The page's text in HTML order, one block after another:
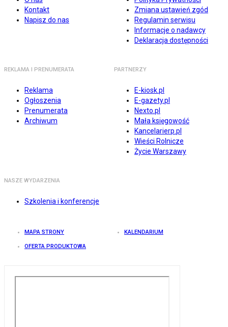
Kontakt
Napisz do nas
Zmiana ustawień zgód
Regulamin serwisu
Informacje o nadawcy
Deklaracja dostępności
REKLAMA I PRENUMERATA
Reklama
Ogłoszenia
Prenumerata
Archiwum
PARTNERZY
E-kiosk.pl
E-gazety.pl
Nexto.pl
Mała księgowość
Kancelarierp.pl
Wieści Rolnicze
Życie Warszawy
NASZE WYDARZENIA
Szkolenia i konferencje
MAPA STRONY KALENDARIUM
OFERTA PRODUKTOWA